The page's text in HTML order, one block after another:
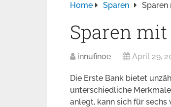
Home Sparen Sparen
Sparen
innufinoe April 29,
Die Erste Bank bietet
unterschiedliche
anlegt, kann sich für sechs